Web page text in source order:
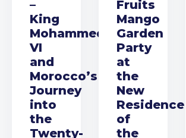
–
King
Mohammed
VI
and
Morocco’s
Journey
into
the
Twenty-
Fruits
Mango
Garden
Party
at
the
New
Residence
of
the